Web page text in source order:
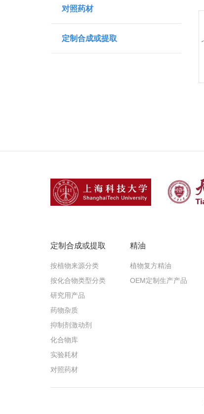
对照药材
定制合成或提取
定制合成或提取
按植物来源分类
按化合物类型分类
研究用产品
药物杂质
抑制剂激动剂
化合物库
实验耗材
对照药材
精油
植物复方精油
OEM定制生产产品